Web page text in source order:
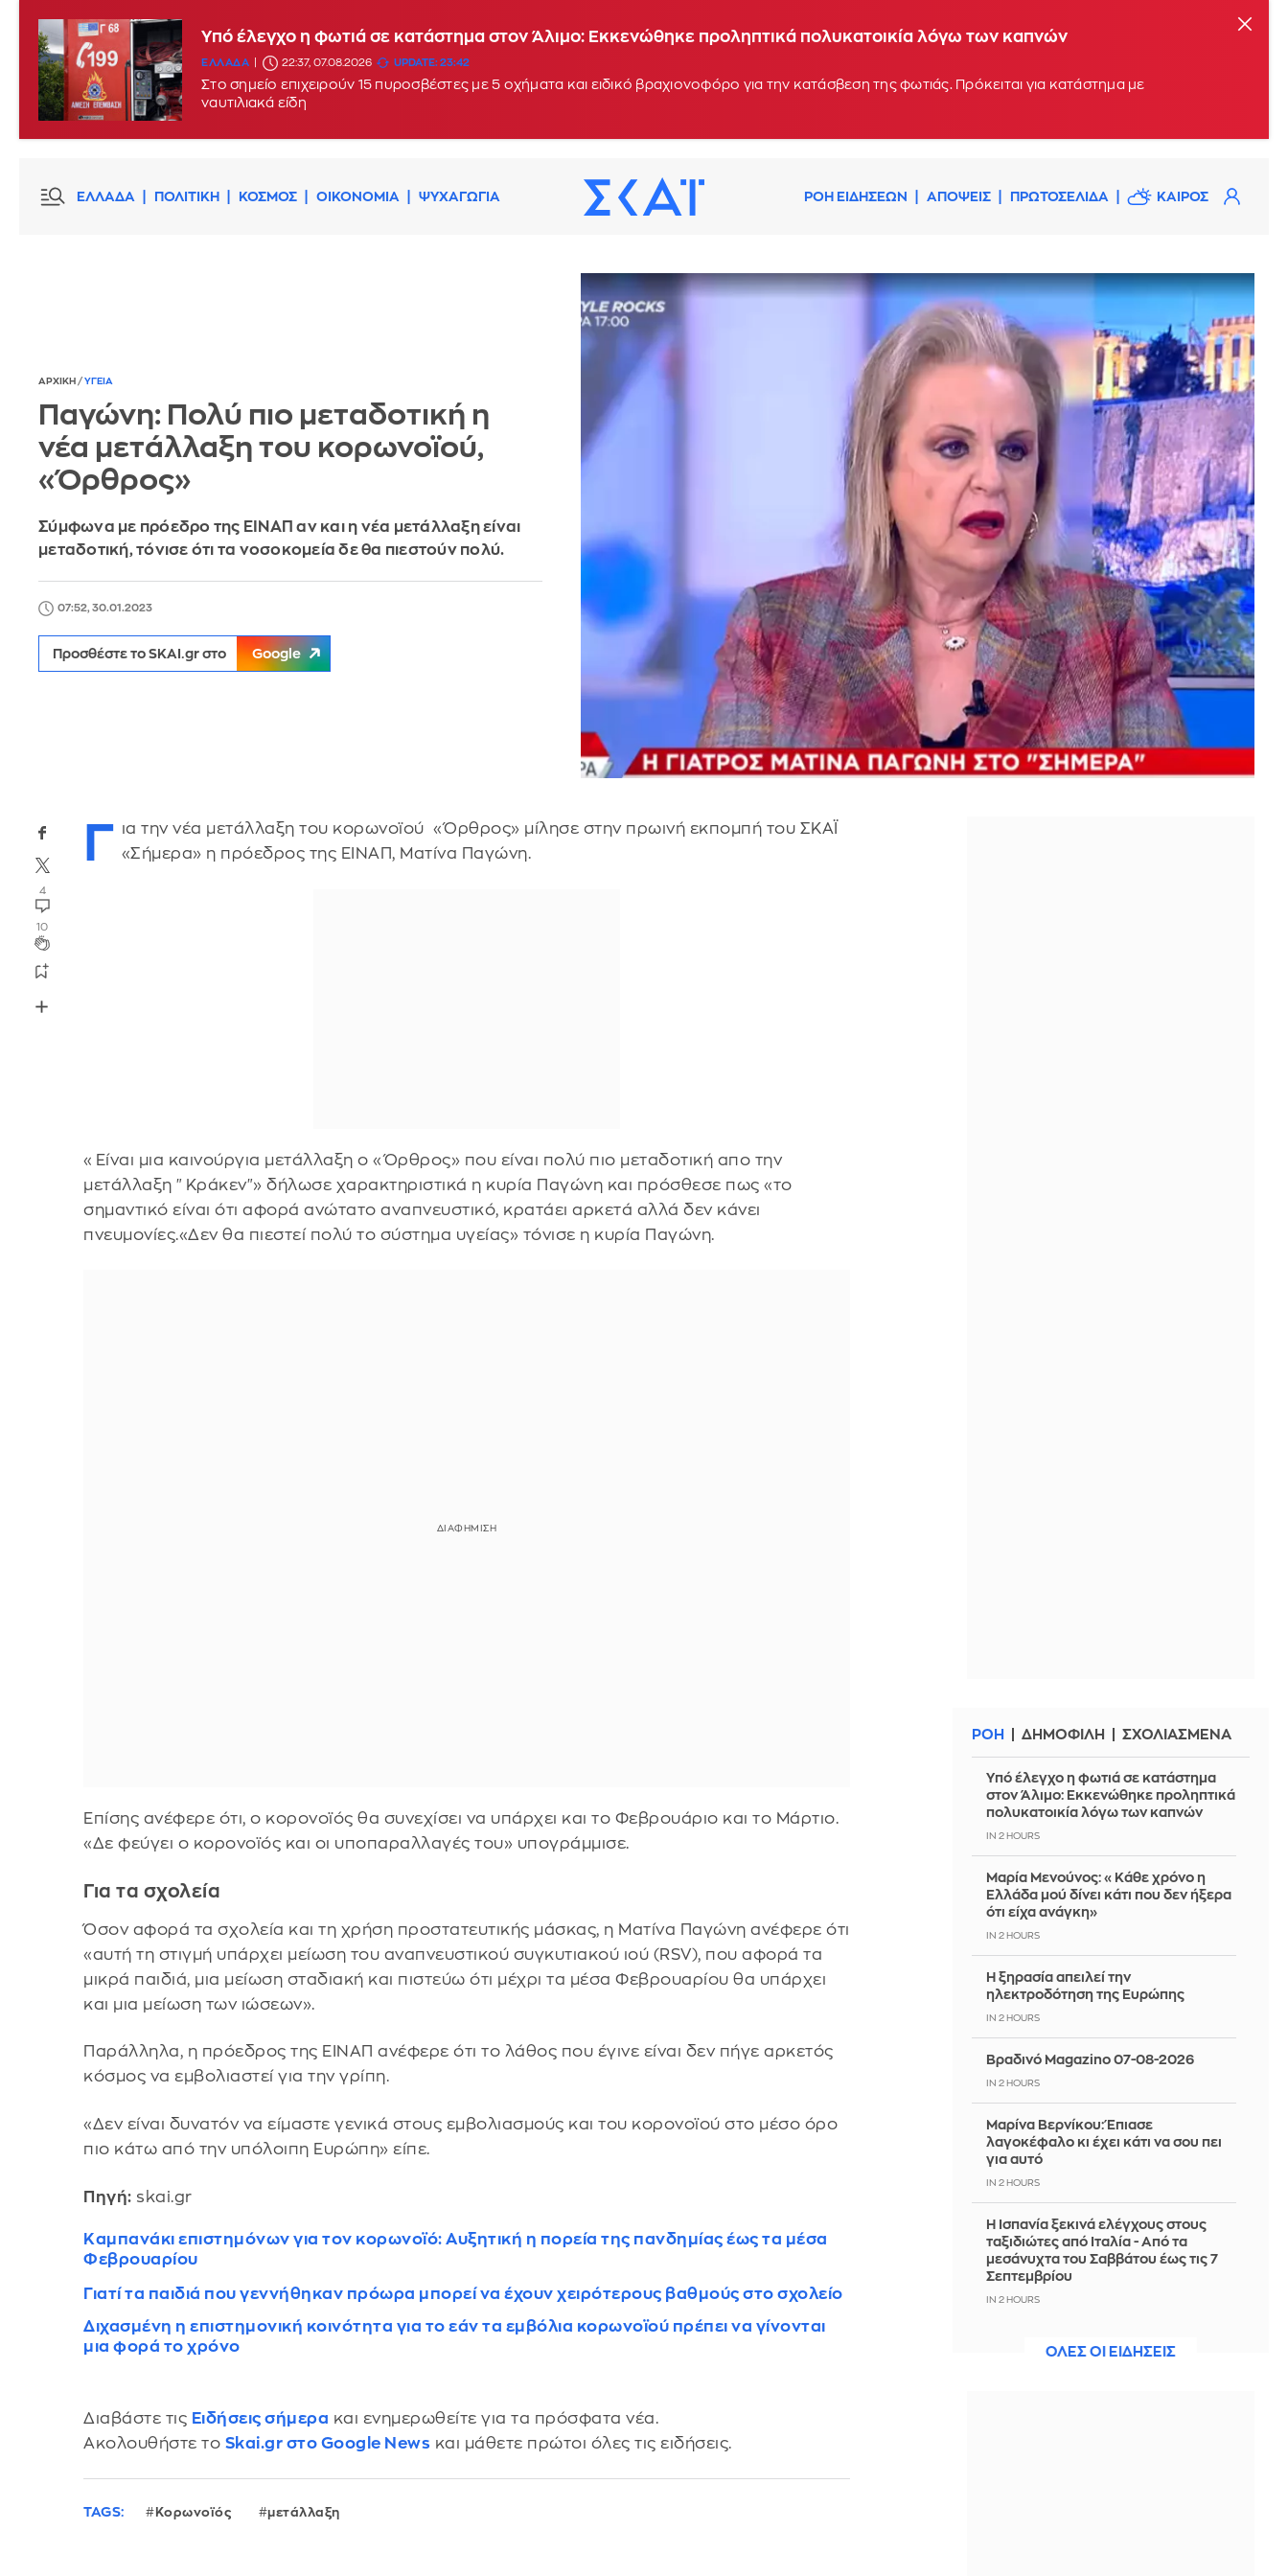
Yπό έλεγχο η φωτιά σε κατάστημα στον Άλιμο: Εκκενώθηκε προληπτικά πολυκατοικία λόγω των καπνών
ΕΛΛΑΔΑ 22:37, 07.08.2026 UPDATE: 23:42
Στο σημείο επιχειρούν 15 πυροσβέστες με 5 οχήματα και ειδικό βραχιονοφόρο για την κατάσβεση της φωτιάς. Πρόκειται για κατάστημα με
ναυτιλιακά είδη
ΕΛΛΑΔΑ ΠΟΛΙΤΙΚΗ ΚΟΣΜΟΣ ΟΙΚΟΝΟΜΙΑ ΨΥΧΑΓΩΓΙΑ ΡΟΗ ΕΙΔΗΣΕΩΝ ΑΠΟΨΕΙΣ ΠΡΩΤΟΣΕΛΙΔΑ ΚΑΙΡΟΣ
ΑΡΧΙΚΗ / ΥΓΕΙΑ
Παγώνη: Πολύ πιο μεταδοτική η
νέα μετάλλαξη του κορωνοϊού,
«Όρθρος»
Σύμφωνα με πρόεδρο της ΕΙΝΑΠ αν και η νέα μετάλλαξη είναι
μεταδοτική, τόνισε ότι τα νοσοκομεία δε θα πιεστούν πολύ.
07:52, 30.01.2023
Προσθέστε το SKAI.gr στο Google
4
10
Γ ια την νέα μετάλλαξη του κορωνοϊού «Όρθρος» μίλησε στην πρωινή εκπομπή του ΣΚΑΪ
«Σήμερα» η πρόεδρος της ΕΙΝΑΠ, Ματίνα Παγώνη.
«Είναι μια καινούργια μετάλλαξη ο «Όρθρος» που είναι πολύ πιο μεταδοτική απο την
μετάλλαξη "Κράκεν"» δήλωσε χαρακτηριστικά η κυρία Παγώνη και πρόσθεσε πως «το
σημαντικό είναι ότι αφορά ανώτατο αναπνευστικό, κρατάει αρκετά αλλά δεν κάνει
πνευμονίες.«Δεν θα πιεστεί πολύ το σύστημα υγείας» τόνισε η κυρία Παγώνη.
Επίσης ανέφερε ότι, ο κορονοϊός θα συνεχίσει να υπάρχει και το Φεβρουάριο και το Μάρτιο.
«Δε φεύγει ο κορονοϊός και οι υποπαραλλαγές του» υπογράμμισε.
Για τα σχολεία
Όσον αφορά τα σχολεία και τη χρήση προστατευτικής μάσκας, η Ματίνα Παγώνη ανέφερε ότι
«αυτή τη στιγμή υπάρχει μείωση του αναπνευστικού συγκυτιακού ιού (RSV), που αφορά τα
μικρά παιδιά, μια μείωση σταδιακή και πιστεύω ότι μέχρι τα μέσα Φεβρουαρίου θα υπάρχει
και μια μείωση των ιώσεων».
Παράλληλα, η πρόεδρος της ΕΙΝΑΠ ανέφερε ότι το λάθος που έγινε είναι δεν πήγε αρκετός
κόσμος να εμβολιαστεί για την γρίπη.
«Δεν είναι δυνατόν να είμαστε γενικά στους εμβολιασμούς και του κορονοϊού στο μέσο όρο
πιο κάτω από την υπόλοιπη Ευρώπη» είπε.
Πηγή: skai.gr
Καμπανάκι επιστημόνων για τον κορωνοϊό: Αυξητική η πορεία της πανδημίας έως τα μέσα
Φεβρουαρίου
Γιατί τα παιδιά που γεννήθηκαν πρόωρα μπορεί να έχουν χειρότερους βαθμούς στο σχολείο
Διχασμένη η επιστημονική κοινότητα για το εάν τα εμβόλια κορωνοϊού πρέπει να γίνονται
μια φορά το χρόνο
Διαβάστε τις Ειδήσεις σήμερα και ενημερωθείτε για τα πρόσφατα νέα.
Ακολουθήστε το Skai.gr στο Google News και μάθετε πρώτοι όλες τις ειδήσεις.
TAGS: Κορωνοϊός μετάλλαξη
ΡΟΗ ΔΗΜΟΦΙΛΗ ΣΧΟΛΙΑΣΜΕΝΑ
Yπό έλεγχο η φωτιά σε κατάστημα
στον Άλιμο: Εκκενώθηκε προληπτικά
πολυκατοικία λόγω των καπνών
IN 2 HOURS
Μαρία Μενούνος: «Κάθε χρόνο η
Ελλάδα μού δίνει κάτι που δεν ήξερα
ότι είχα ανάγκη»
IN 2 HOURS
Η ξηρασία απειλεί την
ηλεκτροδότηση της Ευρώπης
IN 2 HOURS
Βραδινό Magazino 07-08-2026
IN 2 HOURS
Μαρίνα Βερνίκου: Έπιασε
λαγοκέφαλο κι έχει κάτι να σου πει
για αυτό
IN 2 HOURS
Η Ισπανία ξεκινά ελέγχους στους
ταξιδιώτες από Ιταλία - Από τα
μεσάνυχτα του Σαββάτου έως τις 7
Σεπτεμβρίου
IN 2 HOURS
των συναυλιών του Τζάρεντ Λέτο
ΟΛΕΣ ΟΙ ΕΙΔΗΣΕΙΣ